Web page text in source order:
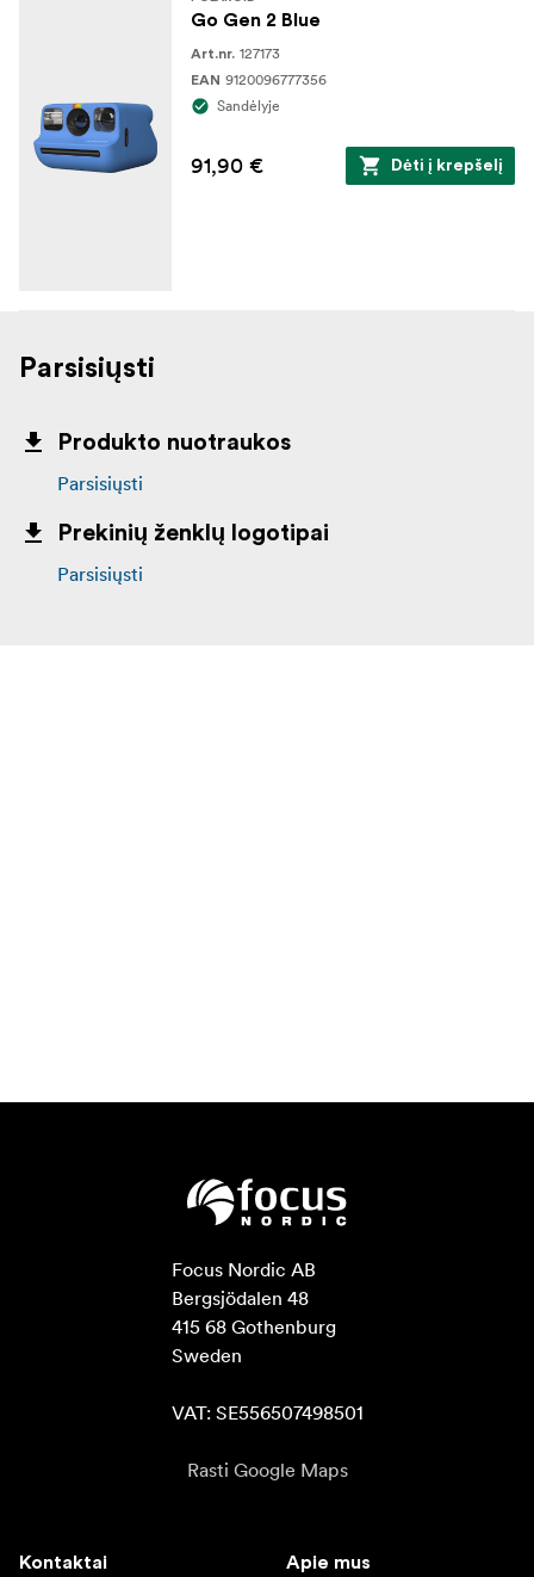
Go Gen 2 Blue
Art.nr. 127173
EAN 9120096777356
Sandėlyje
91,90 € Dėti į krepšelį
Parsisiųsti
Produkto nuotraukos
Parsisiųsti
Prekinių ženklų logotipai
Parsisiųsti
Focus Nordic AB
Bergsjödalen 48
415 68 Gothenburg
Sweden
VAT: SE556507498501
Rasti Google Maps
Kontaktai Apie mus